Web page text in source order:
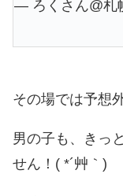
— ろくさん@札
その場では予想
男の子も、きっ
せん！( *´艸｀)